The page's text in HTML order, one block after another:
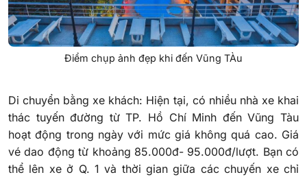
Điểm chụp ảnh đẹp khi đến Vũng TÀu
Di chuyển bằng xe khách: Hiện tại, có nhiều nhà xe khai
thác tuyến đường từ TP. Hồ Chí Minh đến Vũng Tàu
hoạt động trong ngày với mức giá không quá cao. Giá
vé dao động từ khoảng 85.000đ- 95.000đ/lượt. Bạn có
thể lên xe ở Q. 1 và thời gian giữa các chuyến xe chỉ